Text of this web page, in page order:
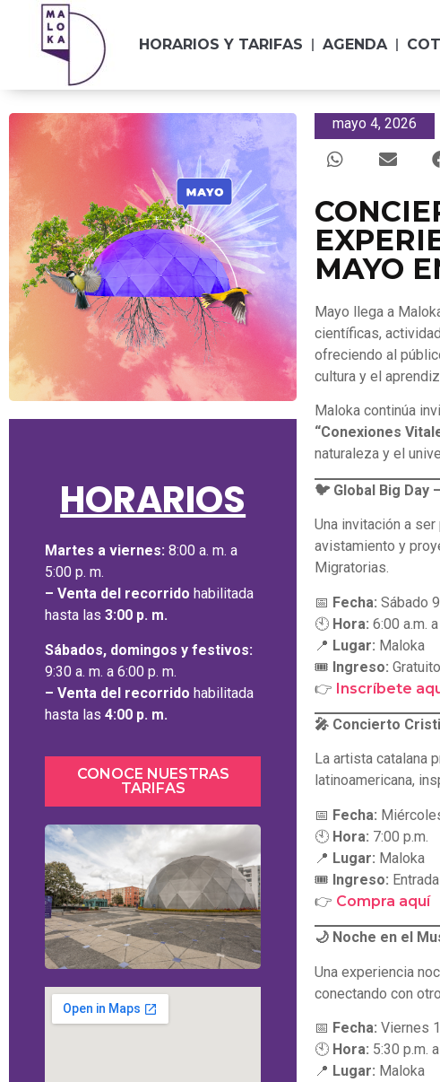
contenido
HORARIOS Y TARIFAS
AGENDA
HORARIOS
Martes a viernes: 8:00 a. m. a
5:00 p. m.
– Venta del recorrido habilitada
hasta las 3:00 p. m.
Sábados, domingos y festivos:
9:30 a. m. a 6:00 p. m.
– Venta del recorrido habilitada
hasta las 4:00 p. m.
CONOCE NUESTRAS
TARIFAS
mayo 4, 2026
MAYO
Mayo llega a
científicas,
ofreciendo al
cultura y el
Maloka continúa
“Conexiones
naturaleza y el
🐦 Global Big Day
Una invitación a
avistamiento y
Migratorias.
📅 Fecha: Sábado
🕙 Hora: 6:00 a.m.
📍 Lugar: Maloka
🎟 Ingreso:
👉 Inscríbete
🎤 Concierto
La artista catalana
latinoamericana,
📅 Fecha:
🕙 Hora: 7:00 p.m.
📍 Lugar: Maloka
🎟 Ingreso:
👉 Compra aquí
🌙 Noche en el
Una experiencia
conectando con
📅 Fecha: Viernes
🕙 Hora: 5:30 p.m.
📍 Lugar: Maloka